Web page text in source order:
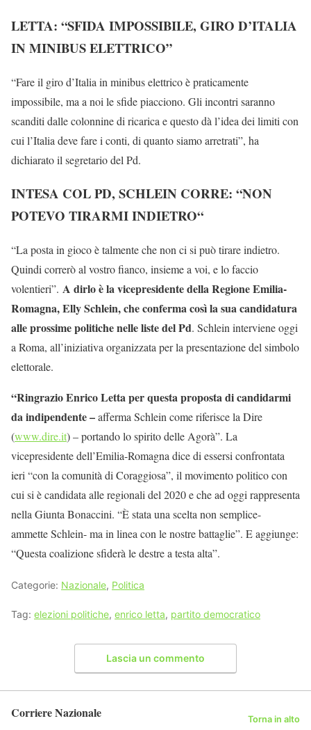
LETTA: “SFIDA IMPOSSIBILE, GIRO D’ITALIA
IN MINIBUS ELETTRICO”
“Fare il giro d’Italia in minibus elettrico è praticamente
impossibile, ma a noi le sfide piacciono. Gli incontri saranno
scanditi dalle colonnine di ricarica e questo dà l’idea dei limiti con
cui l’Italia deve fare i conti, di quanto siamo arretrati”, ha
dichiarato il segretario del Pd.
INTESA COL PD, SCHLEIN CORRE: “NON
POTEVO TIRARMI INDIETRO“
“La posta in gioco è talmente che non ci si può tirare indietro.
Quindi correrò al vostro fianco, insieme a voi, e lo faccio
volentieri”. A dirlo è la vicepresidente della Regione Emilia-
Romagna, Elly Schlein, che conferma così la sua candidatura
alle prossime politiche nelle liste del Pd. Schlein interviene oggi
a Roma, all’iniziativa organizzata per la presentazione del simbolo
elettorale.
“Ringrazio Enrico Letta per questa proposta di candidarmi
da indipendente –afferma Schlein come riferisce la Dire
(www.dire.it) – portando lo spirito delle Agorà”. La
vicepresidente dell’Emilia-Romagna dice di essersi confrontata
ieri “con la comunità di Coraggiosa”, il movimento politico con
cui si è candidata alle regionali del 2020 e che ad oggi rappresenta
nella Giunta Bonaccini. “È stata una scelta non semplice-
ammette Schlein- ma in linea con le nostre battaglie”. E aggiunge:
“Questa coalizione sfiderà le destre a testa alta”.
Categorie: Nazionale, Politica
Tag: elezioni politiche, enrico letta, partito democratico
Lascia un commento
Corriere Nazionale Torna in alto